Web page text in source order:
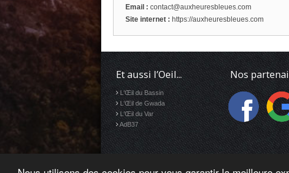
Email : contact@auxheuresbleues.com
Site internet : https://auxheuresbleues.com
Et aussi l’Oeil...
L'Œil du Bassin
L'Œil de Gwada
L'Œil du Var
AdB37
Nos